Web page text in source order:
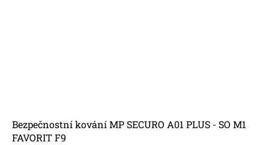
Bezpečnostní kování MP SECURO A01 PLUS - SO M1
FAVORIT F9